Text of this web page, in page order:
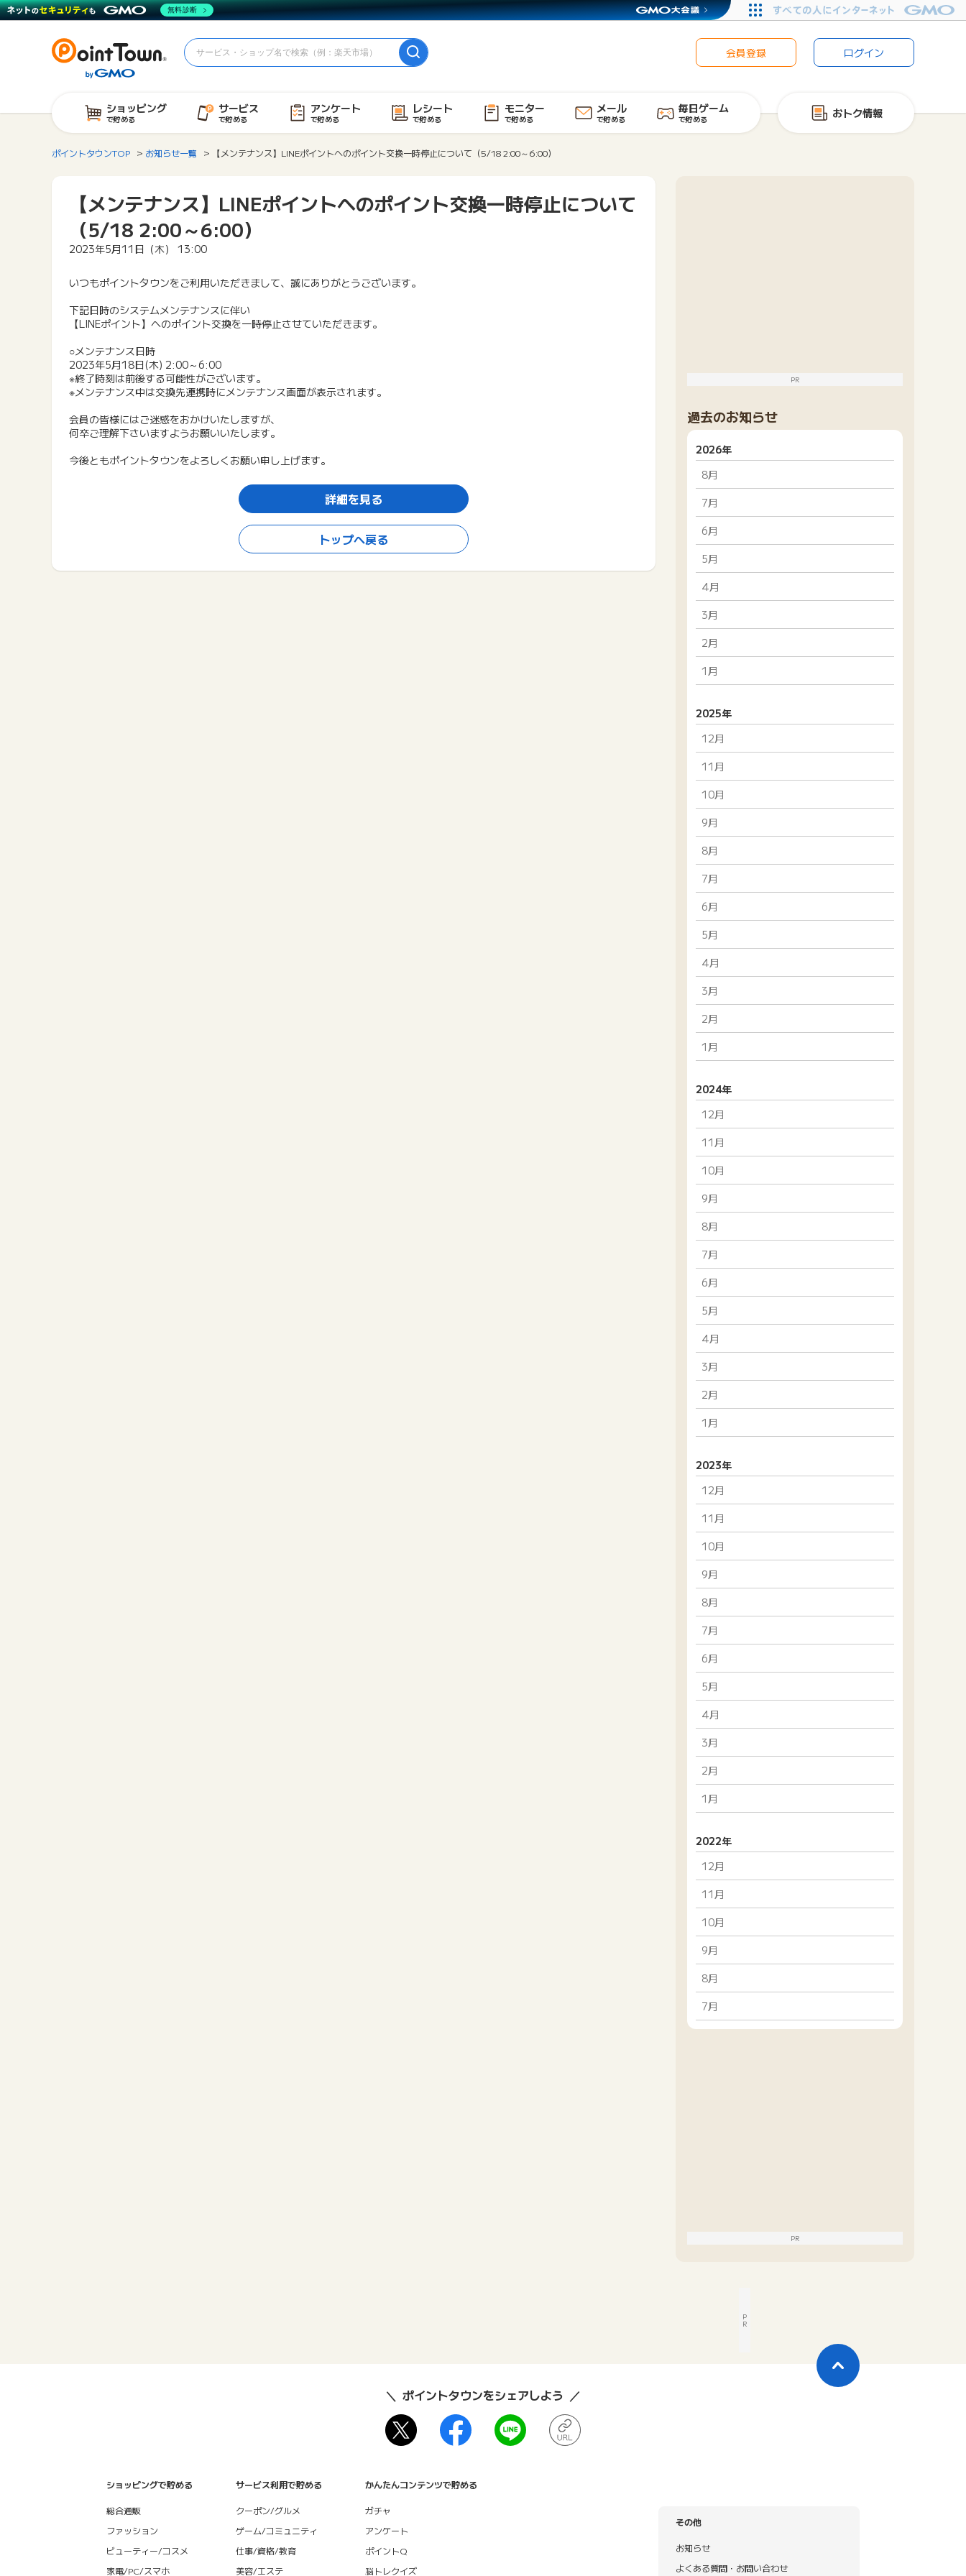
会員登録 ログイン
ショッピング
で貯める
サービス
で貯める
アンケート
で貯める
レシート
で貯める
モニター
で貯める
メール
で貯める
毎日ゲーム
で貯める おトク情報
ポイントタウンTOP お知らせ一覧 【メンテナンス】LINEポイントへのポイント交換一時停止について（5/18 2:00～6:00）
【メンテナンス】LINEポイントへのポイント交換一時停止について
（5/18 2:00～6:00）
2023年5月11日（木） 13:00
いつもポイントタウンをご利用いただきまして、誠にありがとうございます。
下記日時のシステムメンテナンスに伴い
【LINEポイント】へのポイント交換を一時停止させていただきます。
○メンテナンス日時
2023年5月18日(木) 2:00～6:00
※終了時刻は前後する可能性がございます。
※メンテナンス中は交換先連携時にメンテナンス画面が表示されます。
会員の皆様にはご迷惑をおかけいたしますが、
何卒ご理解下さいますようお願いいたします。
今後ともポイントタウンをよろしくお願い申し上げます。
詳細を見る
トップへ戻る
PR
過去のお知らせ
2026年
8月
7月
6月
5月
4月
3月
2月
1月
2025年
12月
11月
10月
9月
8月
7月
6月
5月
4月
3月
2月
1月
2024年
12月
11月
10月
9月
8月
7月
6月
5月
4月
3月
2月
1月
2023年
12月
11月
10月
9月
8月
7月
6月
5月
4月
3月
2月
1月
2022年
12月
11月
10月
9月
8月
7月
PR
P
R
ポイントタウンをシェアしよう
ショッピングで貯める
総合通販
ファッション
ビューティー/コスメ
家電/PC/スマホ
サービス利用で貯める
クーポン/グルメ
ゲーム/コミュニティ
仕事/資格/教育
美容/エステ
かんたんコンテンツで貯める
ガチャ
アンケート
ポイントQ
脳トレクイズ
その他
お知らせ
よくある質問・お問い合わせ
無料診断